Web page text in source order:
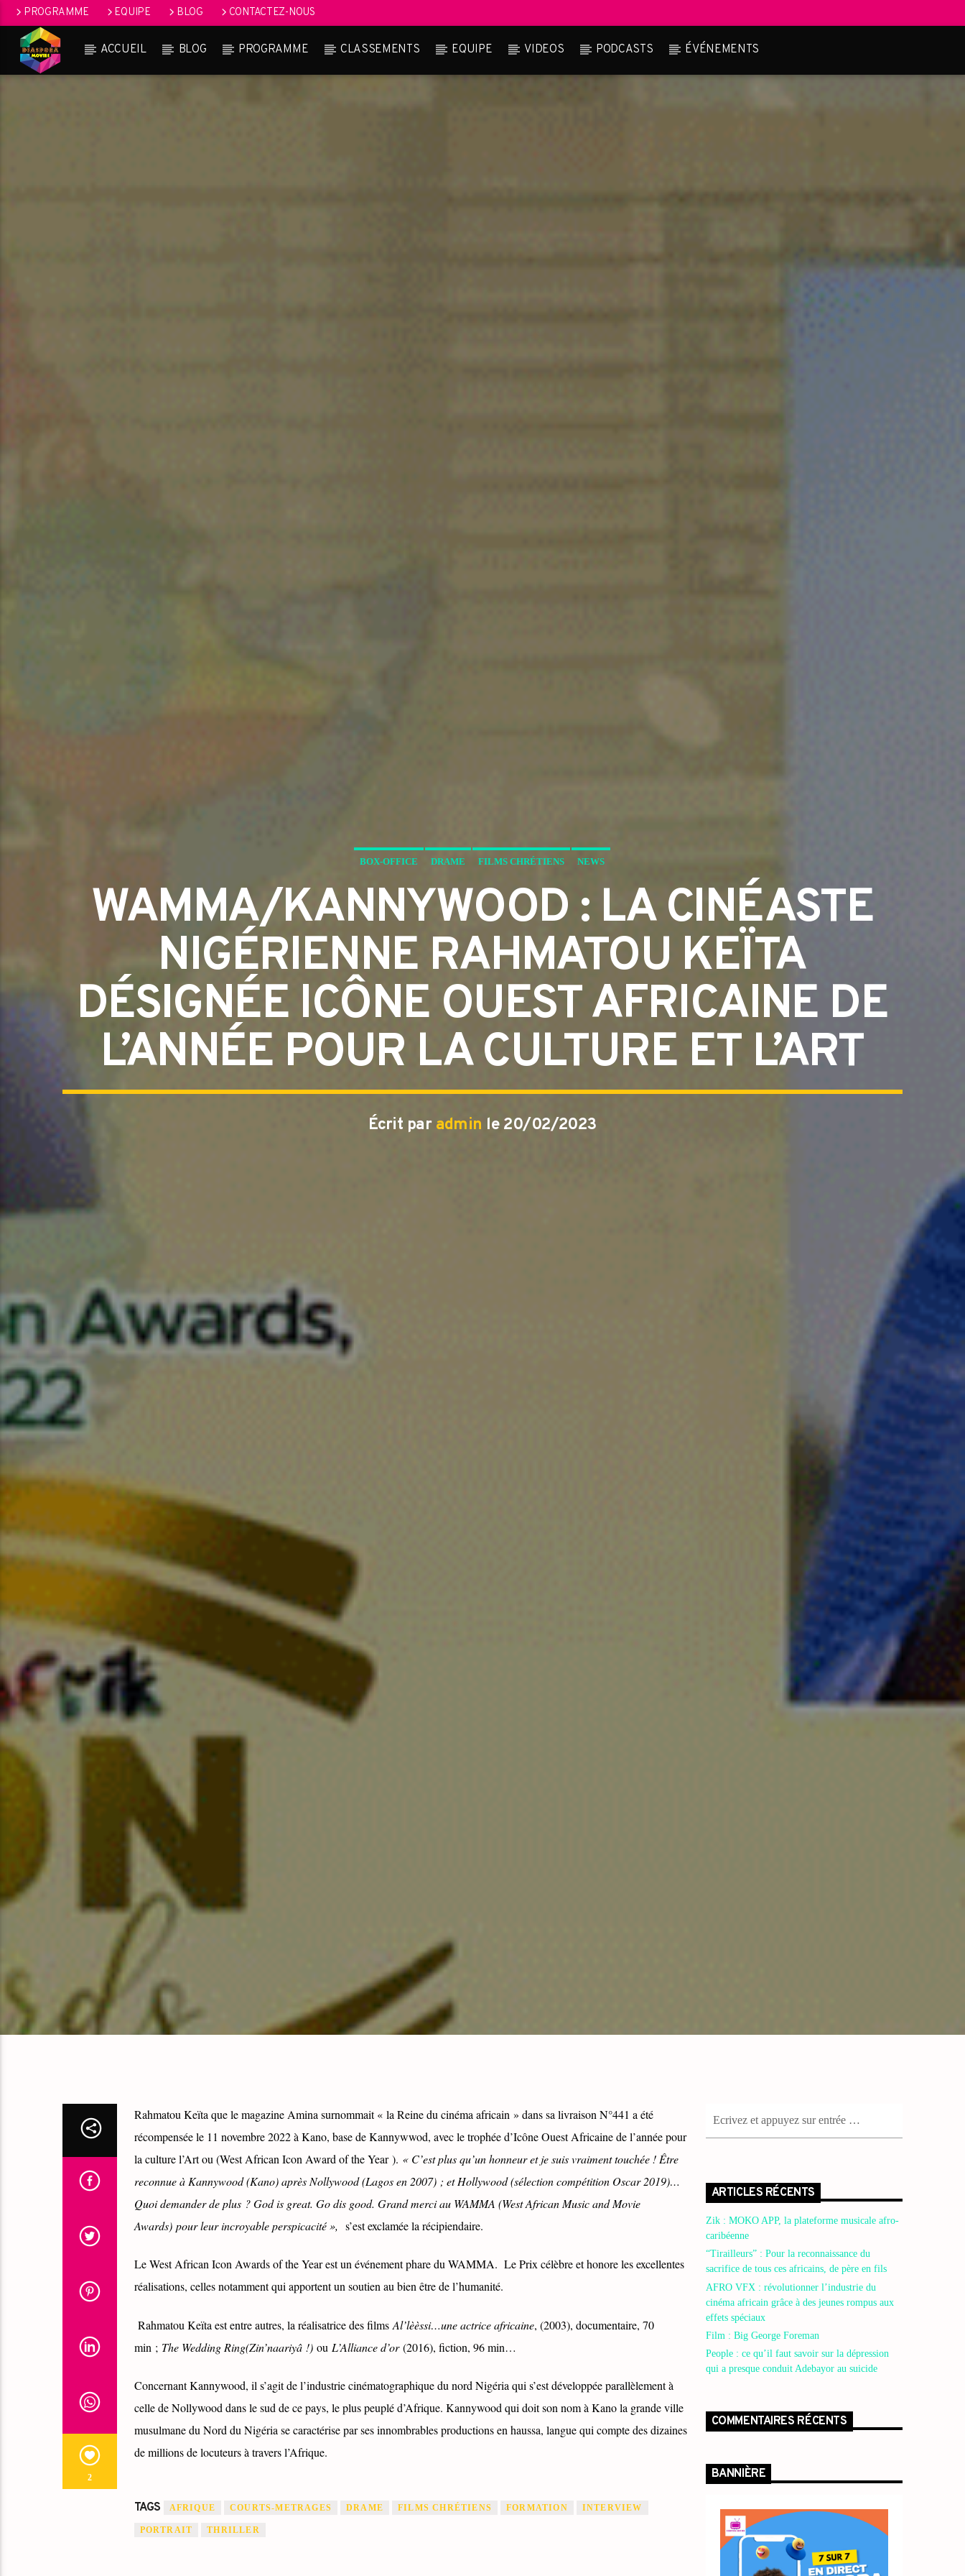
PROGRAMME EQUIPE BLOG CONTACTEZ-NOUS
ACCUEIL BLOG PROGRAMME CLASSEMENTS EQUIPE VIDEOS PODCASTS ÉVÉNEMENTS
BOX-OFFICE DRAME FILMS CHRÉTIENS NEWS
WAMMA/KANNYWOOD : LA CINÉASTE
NIGÉRIENNE RAHMATOU KEÏTA
DÉSIGNÉE ICÔNE OUEST AFRICAINE DE
L’ANNÉE POUR LA CULTURE ET L’ART
Écrit par admin le 20/02/2023
2
Rahmatou Keïta que le magazine Amina surnommait « la Reine du cinéma africain » dans sa livraison N°441 a été
récompensée le 11 novembre 2022 à Kano, base de Kannywwod, avec le trophée d’Icône Ouest Africaine de l’année pour
la culture l’Art ou (West African Icon Award of the Year ). « C’est plus qu’un honneur et je suis vraiment touchée ! Être
reconnue à Kannywood (Kano) après Nollywood (Lagos en 2007) ; et Hollywood (sélection compétition Oscar 2019)…
Quoi demander de plus ? God is great. Go dis good. Grand merci au WAMMA (West African Music and Movie
Awards) pour leur incroyable perspicacité », s’est exclamée la récipiendaire.
Le West African Icon Awards of the Year est un événement phare du WAMMA. Le Prix célèbre et honore les excellentes
réalisations, celles notamment qui apportent un soutien au bien être de l’humanité.
Rahmatou Keïta est entre autres, la réalisatrice des films Al’lèèssi…une actrice africaine, (2003), documentaire, 70
min ; The Wedding Ring(Zin’naariyâ !) ou L’Alliance d’or(2016), fiction, 96 min…
Concernant Kannywood, il s’agit de l’industrie cinématographique du nord Nigéria qui s’est développée parallèlement à
celle de Nollywood dans le sud de ce pays, le plus peuplé d’Afrique. Kannywood qui doit son nom à Kano la grande ville
musulmane du Nord du Nigéria se caractérise par ses innombrables productions en haussa, langue qui compte des dizaines
de millions de locuteurs à travers l’Afrique.
TAGS AFRIQUE COURTS-METRAGES DRAME FILMS CHRÉTIENS FORMATION INTERVIEW
PORTRAIT THRILLER
ARTICLES RÉCENTS
Zik : MOKO APP, la plateforme musicale afro-
caribéenne
“Tirailleurs” : Pour la reconnaissance du
sacrifice de tous ces africains, de père en fils
AFRO VFX : révolutionner l’industrie du
cinéma africain grâce à des jeunes rompus aux
effets spéciaux
Film : Big George Foreman
People : ce qu’il faut savoir sur la dépression
qui a presque conduit Adebayor au suicide
COMMENTAIRES RÉCENTS
BANNIÈRE